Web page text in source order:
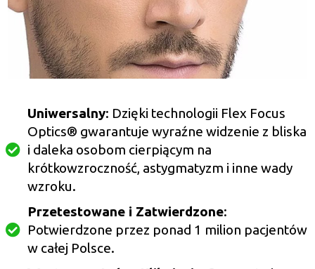
Uniwersalny: Dzięki technologii Flex Focus
Optics® gwarantuje wyraźne widzenie z bliska
i daleka osobom cierpiącym na
krótkowzroczność, astygmatyzm i inne wady
wzroku.
Przetestowane i Zatwierdzone:
Potwierdzone przez ponad 1 milion pacjentów
w całej Polsce.